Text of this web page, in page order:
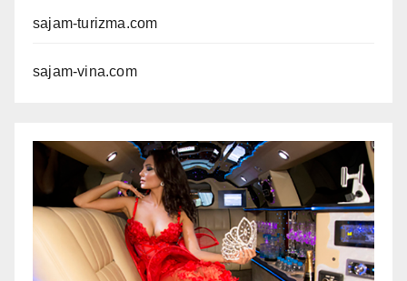
sajam-turizma.com
sajam-vina.com